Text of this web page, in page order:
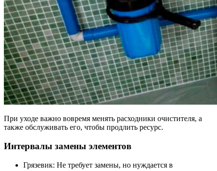
При уходе важно вовремя менять расходники очистителя, а
также обслуживать его, чтобы продлить ресурс.
Интервалы замены элементов
Грязевик: Не требует замены, но нуждается в